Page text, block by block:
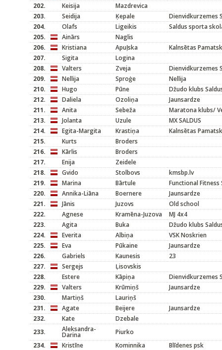
202.
Keisija
Mazdrevica
203.
Seidija Ķepale
Dienvidkurzemes
204.
Olafs Ligeikis
Saldus sporta
205.
Ainārs
Naglis
206.
Kristiana Apuļska
Kalnsētas
207.
Sigita
Logina
208.
Valters Zveja
Dienvidkurzemes
209.
Nellija Sproģe
Nellija
210.
Hugo Pūne
Džudo klubs
212.
Daliela Ozoliņa
Jaunsardze
211.
Anita Sebeža
Maratona klubs/
213.
Jolanta Uzule
MX SALDUS
214.
Egita-Margita Krastiņa
Kalnsētas
215.
Kurts
Broders
216.
Kārlis
Broders
217.
Enija
Zeidele
218.
Gvido Stolbovs
kmsbp.lv
219.
Marina Bārtule
Functional Fitness
220.
Annika-Liāna Boernere
Jaunsardze
221.
Jānis Juzovs
Old school
222.
Agnese Kramēna-Juzova
MJ 4x4
223.
Agita Buka
Džudo klubs
224.
Everita Albiņa
VSK Noskrien
225.
Eva Pūkaine
Jaunsardze
226.
Gabriels Kaunesis
23
227.
Sergejs
Ļisovskis
228.
Estere Kāpiņa
Dienvidkurzemes
229.
Valters Krūmiņš
Jaunsardze
230.
Martiņš
Lauriņš
231.
Agate Beijere
Jaunsardze
232.
Kate
Dzebale
233.
Aleksandra-
Darina
Piurko
234.
Kristīne Kominnika
Blīdenes psk